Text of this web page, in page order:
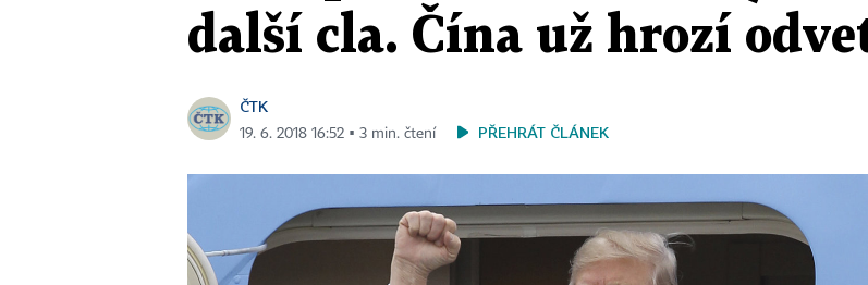
další cla. Čína už hrozí
ČTK
19. 6. 2018 16:52 ▪ 3 min. čtení PŘEHRÁT ČLÁNEK